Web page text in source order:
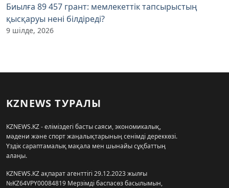
Биылға 89 457 грант: мемлекеттік тапсырыстың
қысқаруы нені білдіреді?
9 шілде, 2026
KZNEWS ТУРАЛЫ
KZNEWS.KZ - еліміздегі басты саяси, экономикалық,
мәдени және спорт жаңалықтарының сенімді дереккөзі.
Үздік сараптамалық мақала мен шынайы сұқбаттың
алаңы.
KZNEWS.KZ ақпарат агенттігі 29.12.2023 жылғы
№KZ64VPY00084819 Мерзімді баспасөз басылымын,